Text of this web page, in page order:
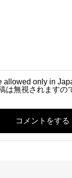
allowed only in
は無視されますの
コメントをする